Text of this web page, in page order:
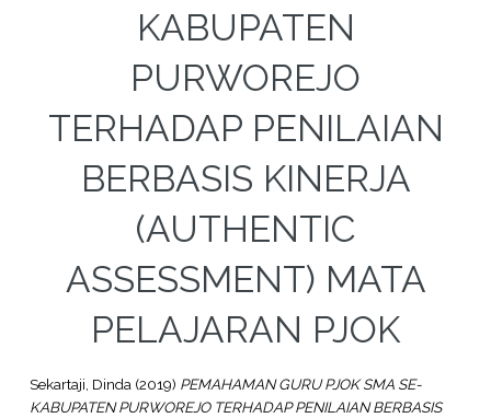
KABUPATEN
PURWOREJO
TERHADAP PENILAIAN
BERBASIS KINERJA
(AUTHENTIC
ASSESSMENT) MATA
PELAJARAN PJOK
Sekartaji, Dinda(2019) PEMAHAMAN GURU PJOK SMA SE-
KABUPATEN PURWOREJO TERHADAP PENILAIAN BERBASIS